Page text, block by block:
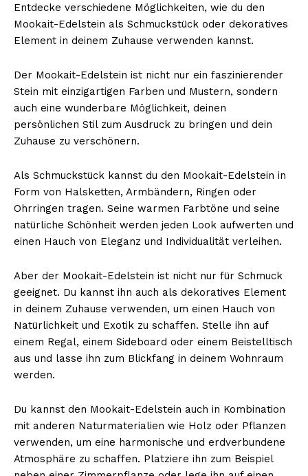
Erhalte unseren
kostenlosen Newsletter
Entdecke verschiedene Möglichkeiten, wie du den
Mookait-Edelstein als Schmuckstück oder dekoratives
Element in deinem Zuhause verwenden kannst.
Der Mookait-Edelstein ist nicht nur ein faszinierender
Stein mit einzigartigen Farben und Mustern, sondern
auch eine wunderbare Möglichkeit, deinen
persönlichen Stil zum Ausdruck zu bringen und dein
Zuhause zu verschönern.
Als Schmuckstück kannst du den Mookait-Edelstein in
Form von Halsketten, Armbändern, Ringen oder
Ohrringen tragen. Seine warmen Farbtöne und seine
natürliche Schönheit werden jeden Look aufwerten und
einen Hauch von Eleganz und Individualität verleihen.
Aber der Mookait-Edelstein ist nicht nur für Schmuck
geeignet. Du kannst ihn auch als dekoratives Element
in deinem Zuhause verwenden, um einen Hauch von
Natürlichkeit und Exotik zu schaffen. Stelle ihn auf
einem Regal, einem Sideboard oder einem Beistelltisch
aus und lasse ihn zum Blickfang in deinem Wohnraum
werden.
Du kannst den Mookait-Edelstein auch in Kombination
mit anderen Naturmaterialien wie Holz oder Pflanzen
verwenden, um eine harmonische und erdverbundene
Atmosphäre zu schaffen. Platziere ihn zum Beispiel